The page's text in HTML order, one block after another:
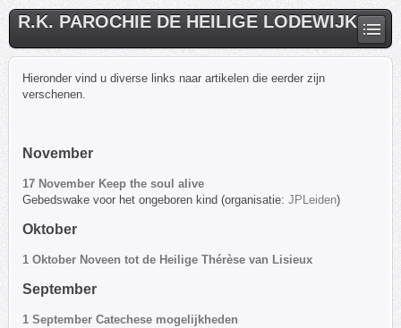
R.K. PAROCHIE DE HEILIGE LODEWIJK
Hieronder vind u diverse links naar artikelen die eerder zijn
verschenen.
November
17 November Keep the soul alive
Gebedswake voor het ongeboren kind (organisatie: JPLeiden)
Oktober
1 Oktober Noveen tot de Heilige Thérèse van Lisieux
September
1 September Catechese mogelijkheden